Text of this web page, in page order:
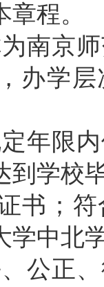
程。
南京
，办学
年限
到学校
书；
学中北
公正